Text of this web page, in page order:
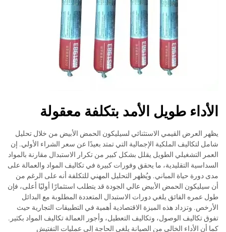
الأداء طويل الأمد بتكلفة معقولة
يظهر العرض القيمي الاستثنائي لسيليكون الحمض الأبيض من خلال تحليل
شامل لتكاليف الملكية الإجمالية التي تمتد بعيدًا عن سعر الشراء الأولي. إن
العمر التشغيلي الطويل يقلل بشكل كبير من تكرار الاستبدال مقارنة بالمواد
السداسية التقليدية، ما يحقق وفورات كبيرة في تكاليف المواد والعمالة على
مدى دورة حياة المباني. ويُظهر التحليل المهني للتكلفة أنه على الرغم من
أن سيليكون الحمض الأبيض عالي الجودة قد يتطلب استثمارًا أوليًا أعلى، فإن
طول عمره الفائق يلغي دورات الاستبدال المتعددة المطلوبة مع البدائل
الأرخص. وتزداد هذه الميزة الاقتصادية أهمية في التطبيقات التجارية حيث
تفوق تكاليف الوصول، وتكاليف التعطيل، وأجور العمالة تكاليف المواد بكثير.
كما أن الأداء الخالي من الصيانة يلغي الحاجة إلى عمليات التفتيش